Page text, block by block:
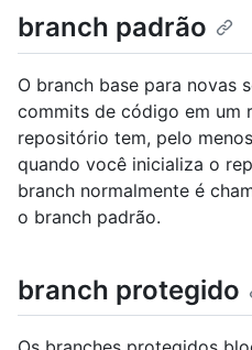
branch padrão
O branch base para novas
commits de código em um
repositório tem, pelo
quando você inicializa o
branch normalmente é
o branch padrão.
branch protegido